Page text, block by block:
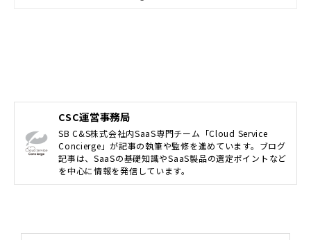
CSC運営事務局
SB C&S株式会社内SaaS専門チーム「Cloud Service
Concierge」が記事の執筆や監修を進めています。ブログ
記事は、SaaSの基礎知識やSaaS製品の選定ポイントなど
を中心に情報を発信しています。